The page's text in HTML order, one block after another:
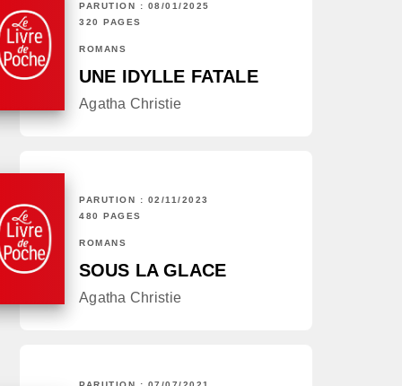
PARUTION : 08/01/2025
320 PAGES
ROMANS
UNE IDYLLE FATALE
Agatha Christie
PARUTION : 02/11/2023
480 PAGES
ROMANS
SOUS LA GLACE
Agatha Christie